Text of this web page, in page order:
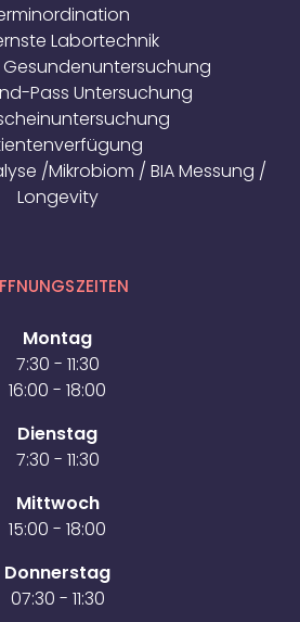
Labortechnik
Pass Untersuchung
/Mikrobiom / BIA Messung /
Longevity
Montag
7:30 - 11:30
16:00 - 18:00
Dienstag
7:30 - 11:30
Mittwoch
15:00 - 18:00
Donnerstag
07:30 - 11:30